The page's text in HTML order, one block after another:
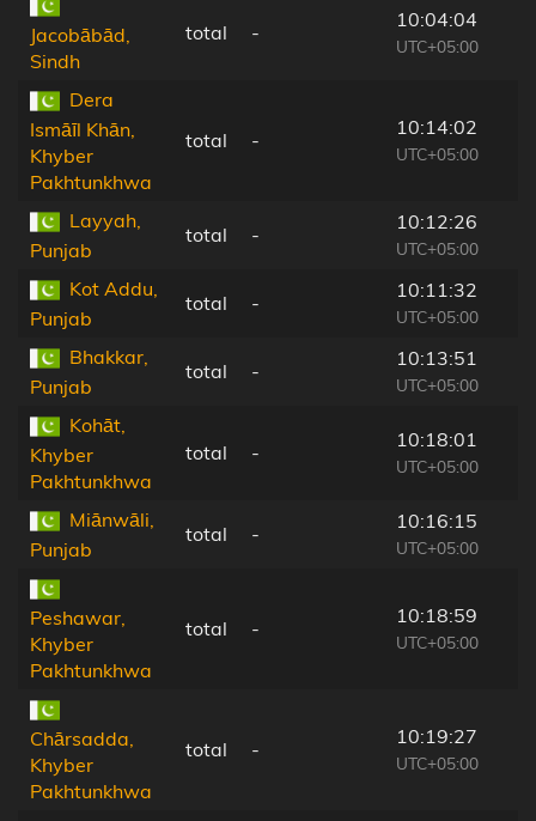
Jacobābād,
Sindh
total -
10:04:04
UTC+05:00
Dera
Ismāīl Khān,
Khyber
Pakhtunkhwa
total -
10:14:02
UTC+05:00
Layyah,
Punjab
total -
10:12:26
UTC+05:00
Kot Addu,
Punjab
total -
10:11:32
UTC+05:00
Bhakkar,
Punjab
total -
10:13:51
UTC+05:00
Kohāt,
Khyber
Pakhtunkhwa
total -
10:18:01
UTC+05:00
Miānwāli,
Punjab
total -
10:16:15
UTC+05:00
Peshawar,
Khyber
Pakhtunkhwa
total -
10:18:59
UTC+05:00
Chārsadda,
Khyber
Pakhtunkhwa
total -
10:19:27
UTC+05:00